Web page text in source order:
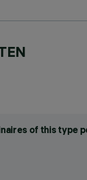
of this type